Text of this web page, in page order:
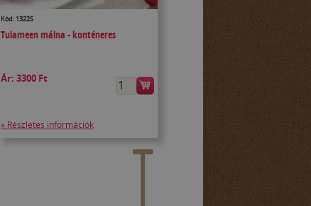
Kód: 13225
Tulameen málna - konténeres
Ár:3300 Ft
» Részletes információk